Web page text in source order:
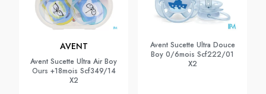
AVENT
Avent Sucette Ultra Air Boy
Ours +18mois Scf349/14
X2
Avent Sucette Ultra Douce
Boy 0/6mois Scf222/01
X2